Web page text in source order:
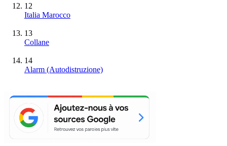
12
Italia Marocco
13
Collane
14
Alarm (Autodistruzione)